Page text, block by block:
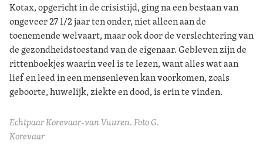
Kotax, opgericht in de crisistijd, ging na een bestaan van
ongeveer 27 1/2 jaar ten onder, niet alleen aan de
toenemende welvaart, maar ook door de verslechtering van
de gezondheidstoestand van de eigenaar. Gebleven zijn de
rittenboekjes waarin veel is te lezen, want alles wat aan
lief en leed in een mensenleven kan voorkomen, zoals
geboorte, huwelijk, ziekte en dood, is erin te vinden.
Echtpaar Korevaar-van Vuuren. Foto G.
Korevaar